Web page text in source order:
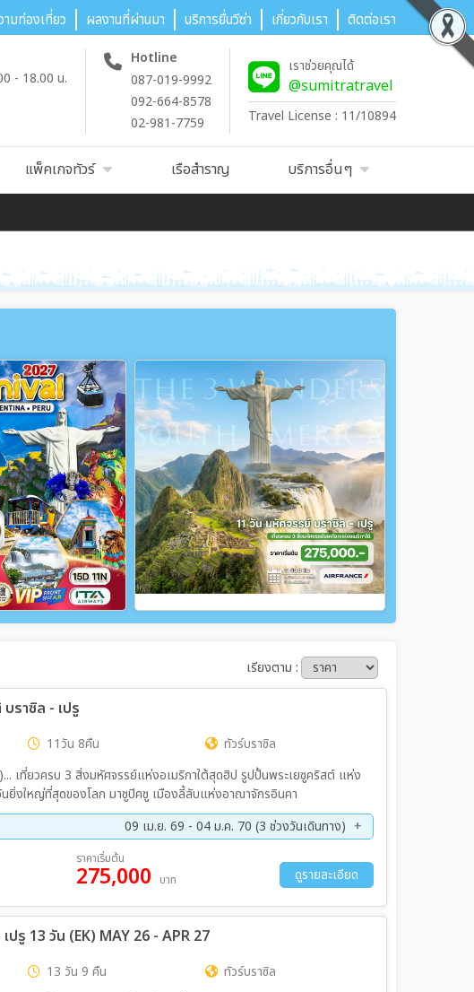
มท่องเที่ยว ผลงานที่ผ่านมา บริการยื่นวีซ่า เกี่ยวกับเรา ติดต่อเรา
- 18.00 น.
Hotline
087-019-9992
092-664-8578
02-981-7759
เราช่วยคุณได้
@sumitratravel
Travel License : 11/10894
แพ็คเกจทัวร์ เรือสำราญ บริการอื่นๆ
เรียงตาม :
ราซิล - เปรู
11วัน 8คืน
ทัวร์บราซิล
เที่ยวครบ 3 สิ่งมหัศจรรย์แห่งอเมริกาใต้สุดฮิป รูปปั้นพระเยซูคริสต์ แห่ง
นยิ่งใหญ่ที่สุดของโลก มาชูปิคชู เมืองลี้ลับแห่งอาณาจักรอินคา
09 เม.ย. 69 - 04 ม.ค. 70 (3 ช่วงวันเดินทาง)
23 ต.ค. 69 - 02 พ.ย. 69
ราคาเริ่มต้น
275,000 บาท ดูรายละเอียด
ปรู 13 วัน (EK) MAY 26 - APR 27
13 วัน 9 คืน
ทัวร์บราซิล